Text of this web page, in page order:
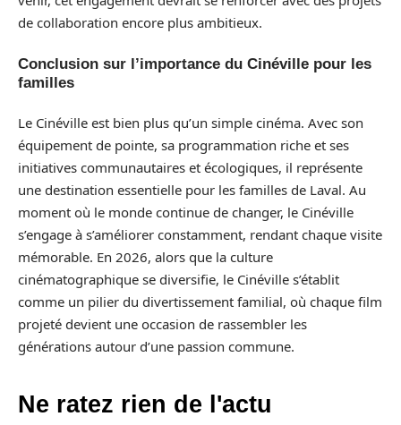
de collaboration encore plus ambitieux.
Conclusion sur l’importance du Cinéville pour les
familles
Le Cinéville est bien plus qu’un simple cinéma. Avec son
équipement de pointe, sa programmation riche et ses
initiatives communautaires et écologiques, il représente
une destination essentielle pour les familles de Laval. Au
moment où le monde continue de changer, le Cinéville
s’engage à s’améliorer constamment, rendant chaque visite
mémorable. En 2026, alors que la culture
cinématographique se diversifie, le Cinéville s’établit
comme un pilier du divertissement familial, où chaque film
projeté devient une occasion de rassembler les
générations autour d’une passion commune.
Ne ratez rien de l'actu